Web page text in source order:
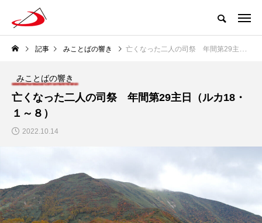
記事 みことばの響き 亡くなった二人の司祭 年間第29主日（ルカ18・１～８）
みことばの響き
亡くなった二人の司祭 年間第29主日（ルカ18・
１～８）
2022.10.14